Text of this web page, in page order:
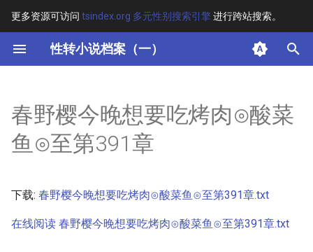
更多资源可访问 tsindex.org 多元性别搜索引擎进行跨站搜索。
性转小说档案（一）
键
开
始
索
其他信息 [Processed Page
Metadata]
春野樱今晚想要吃烤肉⊙酸菜
鱼⊙至第391章
下载: 春野樱今晚想要吃烤肉⊙酸菜鱼⊙至第391章.txt
在线阅读 春野樱今晚想要吃烤肉⊙酸菜鱼⊙至第391章.txt